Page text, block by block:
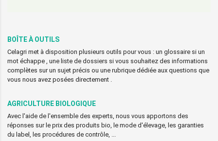
BOÎTE À OUTILS
Celagri met à disposition plusieurs outils pour vous : un glossaire si un
mot échappe , une liste de dossiers si vous souhaitez des informations
complètes sur un sujet précis ou une rubrique dédiée aux questions que
vous nous avez posées directement .
AGRICULTURE BIOLOGIQUE
Avec l'aide de l'ensemble des experts, nous vous apportons des
réponses sur le prix des produits bio, le mode d'élevage, les garanties
du label, les procédures de contrôle, ...